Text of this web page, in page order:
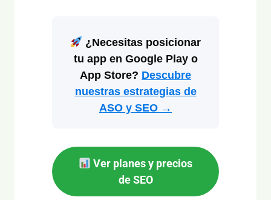
¿Necesitas posicionar
tu app en Google Play o
App Store? Descubre
nuestras estrategias de
ASO y SEO →
Ver planes y precios
de SEO